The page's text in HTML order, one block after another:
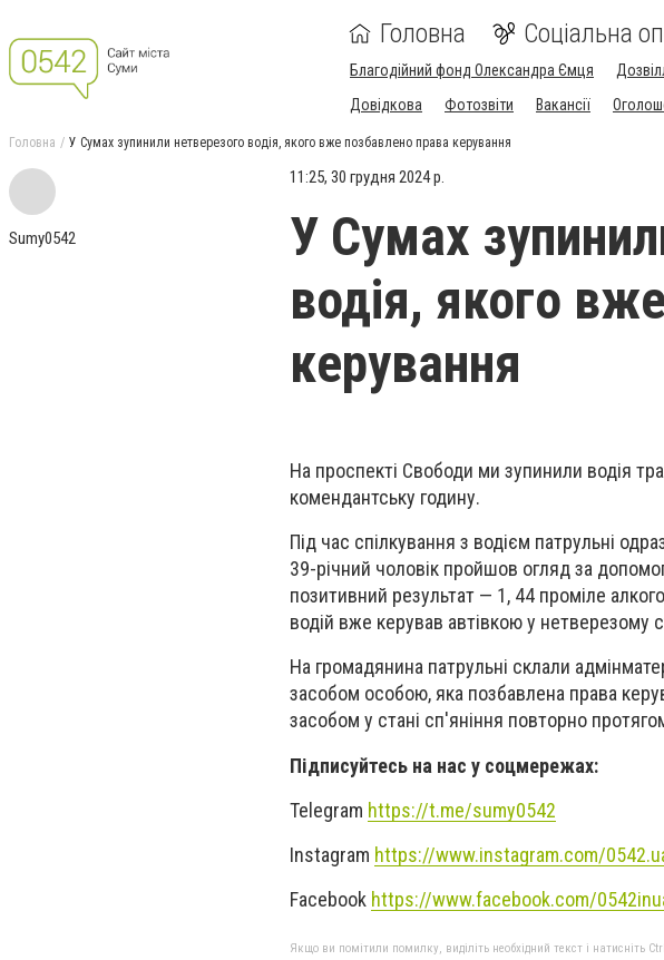
Головна Соціальна
Благодійний фонд Олександра Ємця
Довідкова
Фотозвіти Вакансії
Головна У Сумах зупинили нетверезого водія, якого вже позбавлено права керування
Sumy0542
11:25, 30 грудня 2024 р.
У Сумах
водія, якого
керування
На проспекті Свободи ми зупинили водія
комендантську годину.
Під час спілкування з водієм патрульні
39-річний чоловік пройшов огляд за
позитивний результат — 1, 44 проміле
водій вже керував автівкою у нетверезому
На громадянина патрульні склали
засобом особою, яка позбавлена права
засобом у стані сп'яніння повторно
Підписуйтесь на нас у соцмережах:
Telegram https://t.me/sumy0542
Instagram https://www.instagram.com/
Facebook https://www.facebook.com/
Якщо ви помітили помилку, виділіть необхідний текст і натисніть